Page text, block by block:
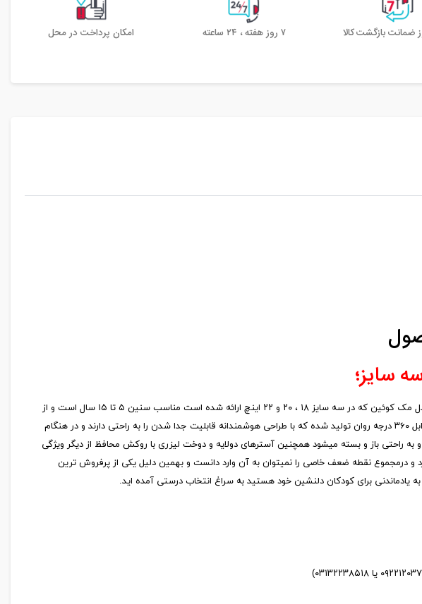
بازگشت کالا ۷ روز هفته ، ۲۴ ساعته امکان پرداخت در محل
سایز؛
یک هدیه کاربردی و خاص برای کودکان که میتونه فوق العاده دوست داشتنی باشه واسشون و همینطور کاربردی. چمدان کودک مدل مک کوئین که در سه سایز ۱۸ ، ۲۰ و ۲۲ اینچ ارائه شده است مناسب سنین ۵ تا ۱۵ سال است و از
جنس پلی پروپیلن نشکن خالص ۵ لایه تولید شده که تست های استحکام را به خوبی پاسخ داده است. این چمدان از چرخ های دابل ۳۶۰ درجه روان تولید شده که با طراحی هوشمندانه قابلیت جدا شدن را به راحتی دارند و در هنگام
راحتی باز و بسته میشود همچنین آسترهای دولایه و دوخت لیزری با روکش محافظ از دیگر ویژگی
و درمجموع نقطه ضعف خاصی را نمیتوان به آن وارد دانست و بهمین دلیل یکی از پرفروش ترین
برای کودکان دلنشین خود هستید به سراغ انتخاب درستی آمده اید.